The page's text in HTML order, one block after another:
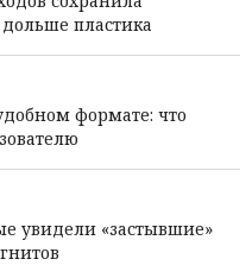
пластика
формате: что
увидели «застывшие»